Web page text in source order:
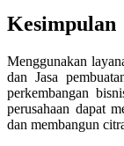
Kesimpulan
Menggunakan
dan Jasa
perkembangan
perusahaan dapat
dan membangun